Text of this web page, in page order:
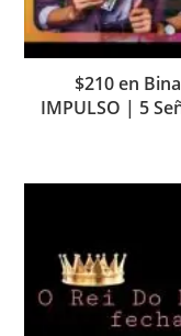
$210 en
IMPULSO | 5